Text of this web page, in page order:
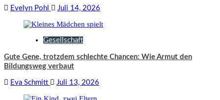
Evelyn Pohl Juli 14, 2026
Gesellschaft
Gute Gene, trotzdem schlechte Chancen: Wie Armut den
Bildungsweg verbaut
Eva Schmitt Juli 13, 2026